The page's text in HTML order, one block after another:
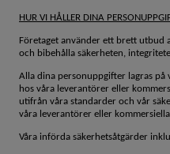
HUR VI HÅLLER DINA
Företaget använder ett brett utbud
och bibehålla säkerheten,
Alla dina personuppgifter lagras på
hos våra leverantörer eller
utifrån våra standarder och vår
våra leverantörer eller
Våra införda säkerhetsåtgärder